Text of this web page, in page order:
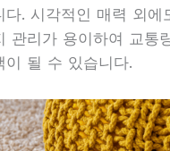
다. 시각적인 매력 외에
관리가 용이하여 교통
이 될 수 있습니다.